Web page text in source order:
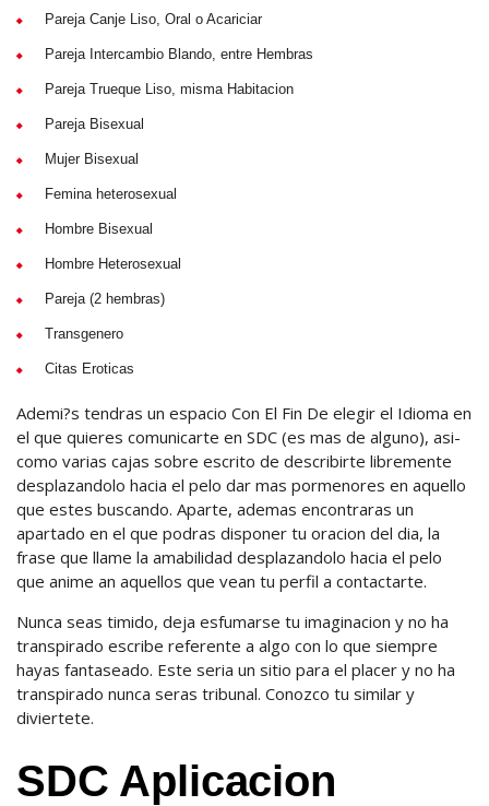
Pareja Canje Liso, Oral o Acariciar
Pareja Intercambio Blando, entre Hembras
Pareja Trueque Liso, misma Habitacion
Pareja Bisexual
Mujer Bisexual
Femina heterosexual
Hombre Bisexual
Hombre Heterosexual
Pareja (2 hembras)
Transgenero
Citas Eroticas
Ademi?s tendras un espacio Con El Fin De elegir el Idioma en
el que quieres comunicarte en SDC (es mas de alguno), asi­
como varias cajas sobre escrito de describirte libremente
desplazandolo hacia el pelo dar mas pormenores en aquello
que estes buscando. Aparte, ademas encontraras un
apartado en el que podras disponer tu oracion del dia, la
frase que llame la amabilidad desplazandolo hacia el pelo
que anime an aquellos que vean tu perfil a contactarte.
Nunca seas timido, deja esfumarse tu imaginacion y no ha
transpirado escribe referente a algo con lo que siempre
hayas fantaseado. Este seri­a un sitio para el placer y no ha
transpirado nunca seras tribunal. Conozco tu similar y
diviertete.
SDC Aplicacion